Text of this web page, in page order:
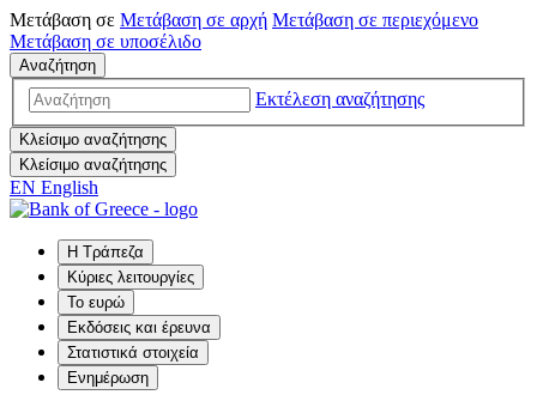
Μετάβαση σε Μετάβαση σε αρχή Μετάβαση σε περιεχόμενο
Μετάβαση σε υποσέλιδο
Αναζήτηση
Εκτέλεση αναζήτησης
Κλείσιμο αναζήτησης
Κλείσιμο αναζήτησης
EN English
Η Τράπεζα
Κύριες λειτουργίες
Το ευρώ
Εκδόσεις και έρευνα
Στατιστικά στοιχεία
Ενημέρωση